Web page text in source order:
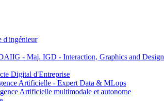
d'ingénieur
- Maj. IGD - Interaction, Graphics and Design
Digital d'Entreprise
Artificielle - Expert Data & MLops
Artificielle multimodale et autonome